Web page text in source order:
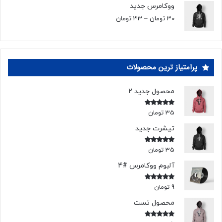
ووکامرس جدید
30 تومان –
33 تومان
پرامتیاز ترین محصولات
محصول جدید 2
امتیاز5.00
35 تومان
تیشرت جدید
امتیاز5.00
35 تومان
آلبوم ووکامرس #4
امتیاز5.00
9 تومان
محصول تست